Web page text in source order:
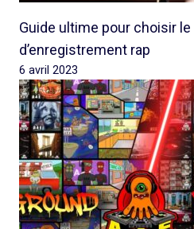
Guide ultime pour choisir
d’enregistrement rap
6 avril 2023